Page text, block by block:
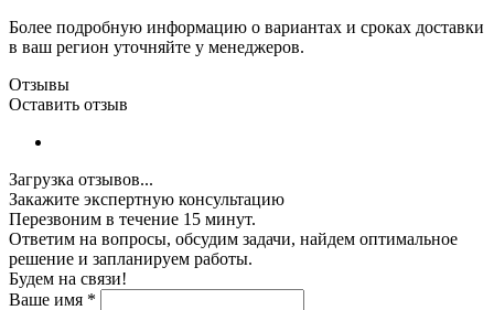
Более подробную информацию о вариантах и сроках доставки
в ваш регион уточняйте у менеджеров.
Отзывы
Оставить отзыв
Загрузка отзывов...
Закажите экспертную консультацию
Перезвоним в течение 15 минут.
Ответим на вопросы, обсудим задачи, найдем оптимальное
решение и запланируем работы.
Будем на связи!
Ваше имя *